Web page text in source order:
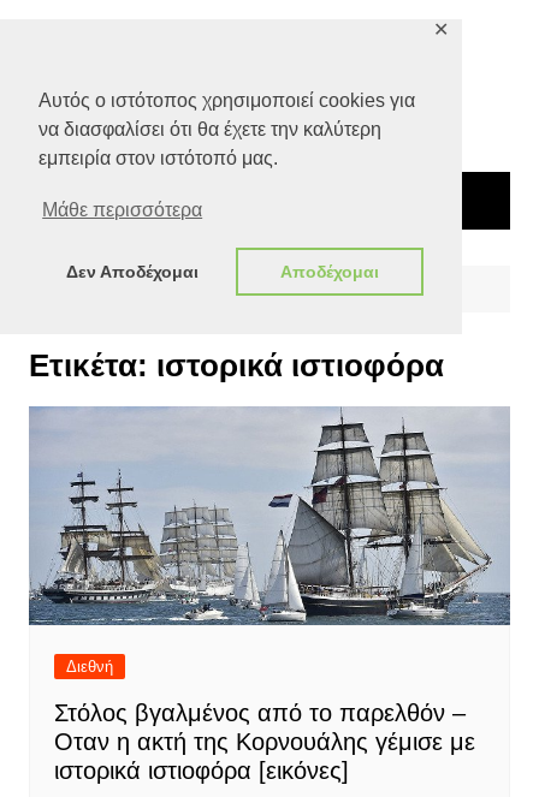
Αυτός ο ιστότοπος χρησιμοποιεί cookies για
να διασφαλίσει ότι θα έχετε την καλύτερη
εμπειρία στον ιστότοπό μας.
Μάθε περισσότερα
Δεν Αποδέχομαι Αποδέχομαι
✕
ιστορικά ιστιοφόρα
Ετικέτα: ιστορικά ιστιοφόρα
Διεθνή
Στόλος βγαλμένος από το παρελθόν –
Οταν η ακτή της Κορνουάλης γέμισε με
ιστορικά ιστιοφόρα [εικόνες]